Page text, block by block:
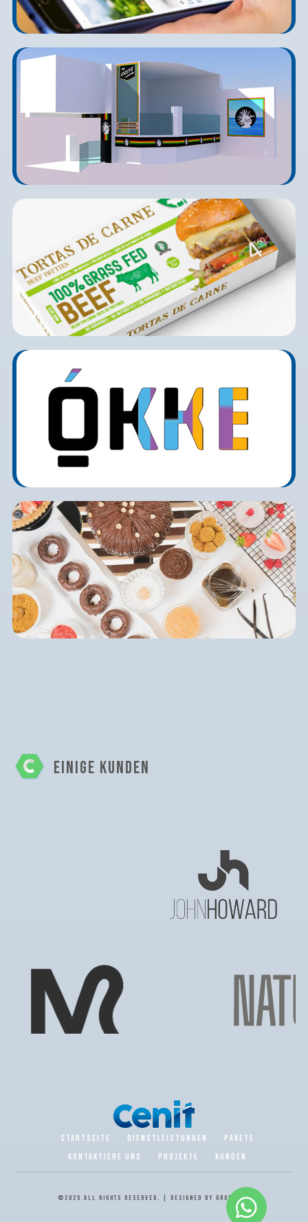
EINIGE KUNDEN
STARTSEITE DIENSTLEISTUNGEN
PAKETE
KONTAKTIERE UNS
PROJEKTE KUNDEN
©2025 ALL RIGHTS RESERVED. | DESIGNED BY GRUPO CENIT